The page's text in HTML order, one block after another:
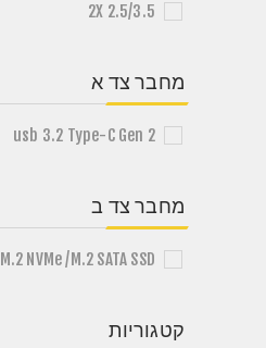
2X 2.5/3.5
מחבר צד א
usb 3.2 Type-C Gen 2
מחבר צד ב
M.2 NVMe /M.2 SATA SSD
קטגוריות